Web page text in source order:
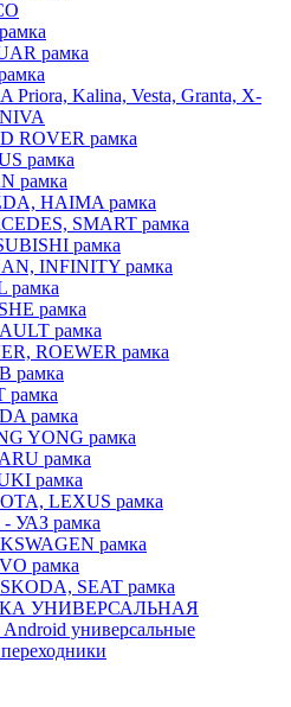
рамка
Priora, Kalina, Vesta, Granta, X-
ROVER рамка
рамка
рамка
HAIMA рамка
SMART рамка
рамка
INFINITY рамка
рамка
рамка
рамка
ROEWER рамка
рамка
рамка
рамка
YONG рамка
рамка
рамка
LEXUS рамка
УАЗ рамка
рамка
рамка
SEAT рамка
УНИВЕРСАЛЬНАЯ
универсальные